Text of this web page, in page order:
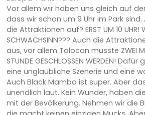
Vor allem wir haben uns gleich auf
dass wir schon um 9 Uhr im Park sind.
die Attraktionen auf? ERST UM 10 UHR!
SCHWACHSINN??? Auch die
aus, vor allem Talocan musste ZWEI
STUNDE GESCHLOSSEN WERDEN!
eine unglaubliche Szenerie und eine
Auch Black Mamba ist super. Aber
unendlich laut. Kein Wunder, haben
mit der Bevölkerung. Nehmen wir die